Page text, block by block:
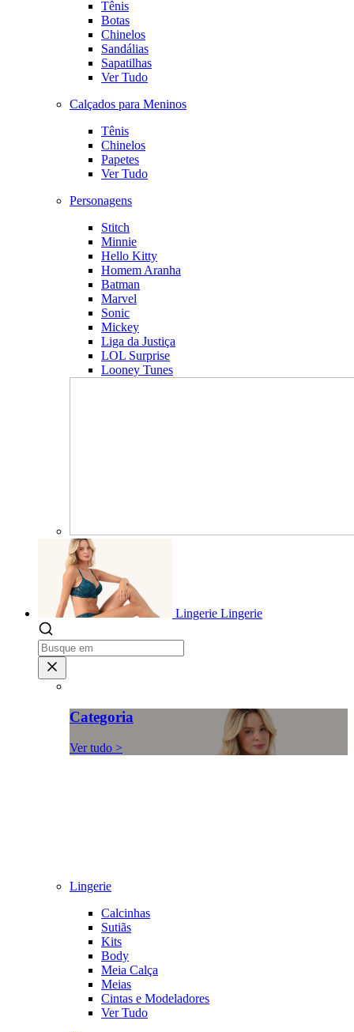
Tênis
Botas
Chinelos
Sandálias
Sapatilhas
Ver Tudo
Calçados para Meninos
Tênis
Chinelos
Papetes
Ver Tudo
Personagens
Stitch
Minnie
Hello Kitty
Homem Aranha
Batman
Marvel
Sonic
Mickey
Liga da Justiça
LOL Surprise
Looney Tunes
Lingerie Lingerie
Categoria
Ver tudo >
Lingerie
Calcinhas
Sutiãs
Kits
Body
Meia Calça
Meias
Cintas e Modeladores
Ver Tudo